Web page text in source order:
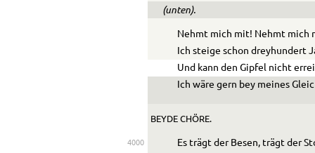
(unten).
Nehmt mich mit! Nehmt mich
Ich steige schon dreyhundert
Und kann den Gipfel nicht
Ich wäre gern bey meines
BEYDE CHÖRE.
4000
Es trägt der Besen, trägt der